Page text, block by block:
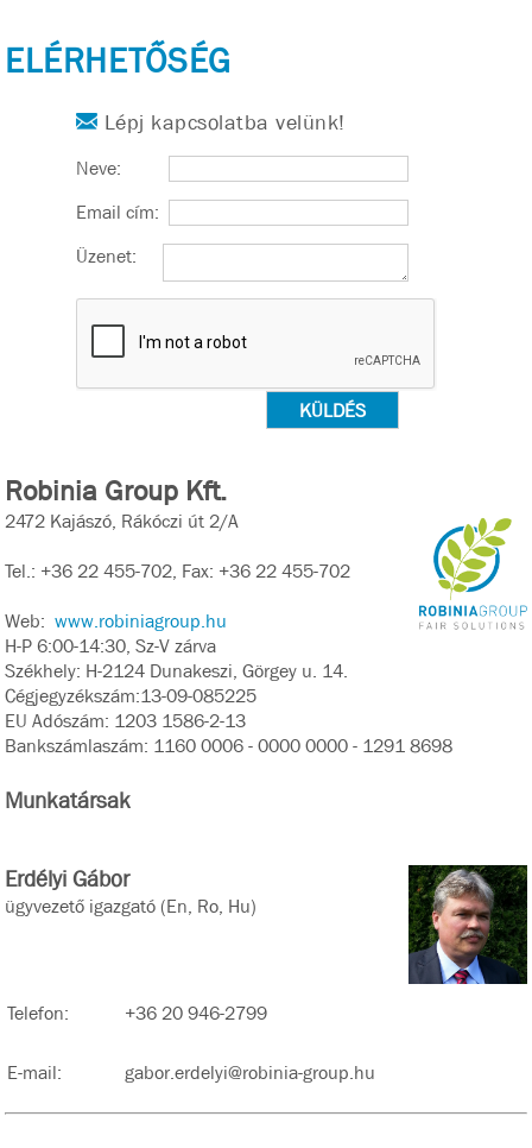
ELÉRHETŐSÉG
Lépj kapcsolatba velünk!
Neve:
Email cím:
Üzenet:
Robinia Group Kft.
2472 Kajászó, Rákóczi út 2/A
Tel.: +36 22 455-702, Fax: +36 22 455-702
Web:www.robiniagroup.hu
H-P 6:00-14:30, Sz-V zárva
Székhely: H-2124 Dunakeszi, Görgey u. 14.
Cégjegyzékszám:13-09-085225
EU Adószám: 1203 1586-2-13
Bankszámlaszám: 1160 0006 - 0000 0000 - 1291 8698
Munkatársak
Erdélyi Gábor
ügyvezető igazgató (En, Ro, Hu)
Telefon: +36 20 946-2799
E-mail: gabor.erdelyi@robinia-group.hu